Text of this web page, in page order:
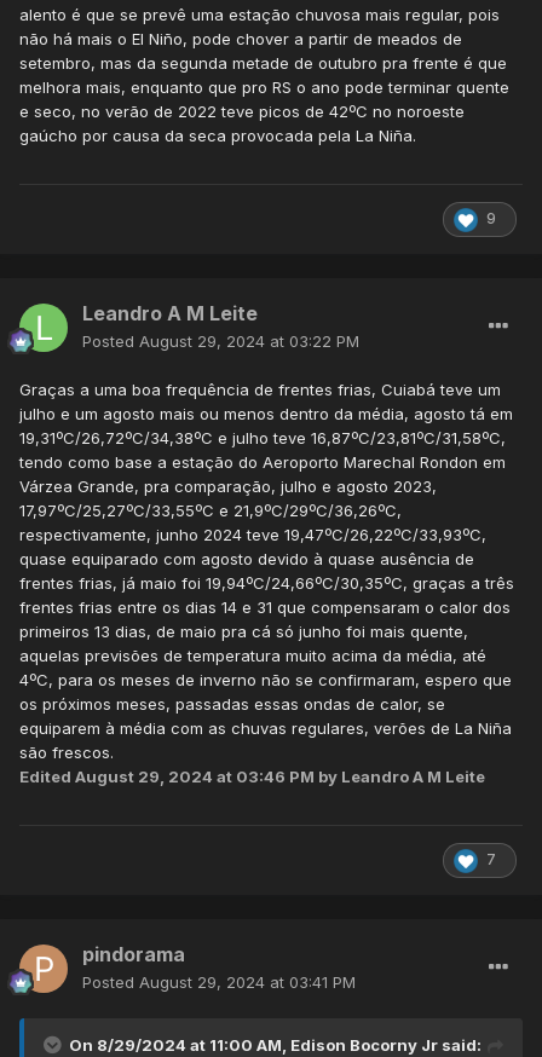
alento é que se prevê uma estação chuvosa mais regular, pois
não há mais o El Niño, pode chover a partir de meados de
setembro, mas da segunda metade de outubro pra frente é que
melhora mais, enquanto que pro RS o ano pode terminar quente
e seco, no verão de 2022 teve picos de 42ºC no noroeste
gaúcho por causa da seca provocada pela La Niña.
9
Leandro A M Leite
Posted August 29, 2024 at 03:22 PM
Graças a uma boa frequência de frentes frias, Cuiabá teve um
julho e um agosto mais ou menos dentro da média, agosto tá em
19,31ºC/26,72ºC/34,38ºC e julho teve 16,87ºC/23,81ºC/31,58ºC,
tendo como base a estação do Aeroporto Marechal Rondon em
Várzea Grande, pra comparação, julho e agosto 2023,
17,97ºC/25,27ºC/33,55ºC e 21,9ºC/29ºC/36,26ºC,
respectivamente, junho 2024 teve 19,47ºC/26,22ºC/33,93ºC,
quase equiparado com agosto devido à quase ausência de
frentes frias, já maio foi 19,94ºC/24,66ºC/30,35ºC, graças a três
frentes frias entre os dias 14 e 31 que compensaram o calor dos
primeiros 13 dias, de maio pra cá só junho foi mais quente,
aquelas previsões de temperatura muito acima da média, até
4ºC, para os meses de inverno não se confirmaram, espero que
os próximos meses, passadas essas ondas de calor, se
equiparem à média com as chuvas regulares, verões de La Niña
são frescos.
Edited August 29, 2024 at 03:46 PM by Leandro A M Leite
7
pindorama
Posted August 29, 2024 at 03:41 PM
On 8/29/2024 at 11:00 AM, Edison Bocorny Jr said: